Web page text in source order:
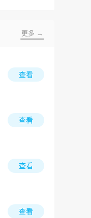
更多 →
查看
查看
查看
查看